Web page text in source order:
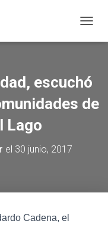
escuchó
de
Lago
el 30 junio, 2017
Cadena, el